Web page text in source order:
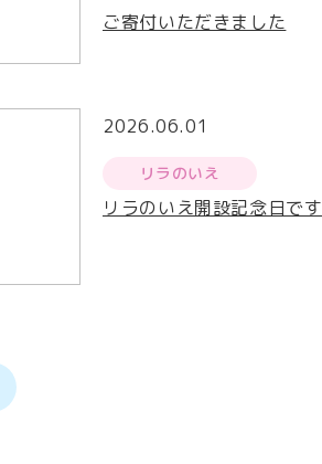
ご寄付いただきました
2026.06.01
リラのいえ
リラのいえ開設記念日です